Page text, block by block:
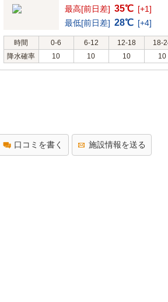
最高[前日差] 35℃ [+1]
最低[前日差] 28℃ [+4]
時間 0-6 6-12 12-18
18-
降水確率
10 10 10 10
口コミを書く 施設情報を送る